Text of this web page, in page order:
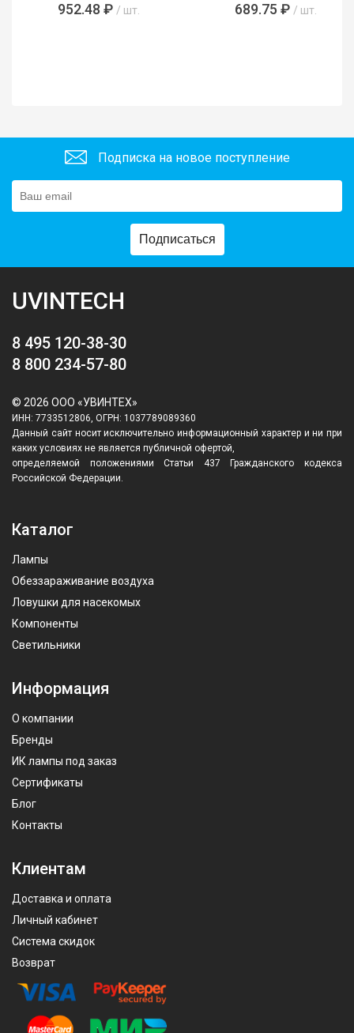
952.48 ₽ / шт. 689.75 ₽ / шт.
Подписка на новое поступление
Подписаться
UVINTECH
8 495 120-38-30
8 800 234-57-80
© 2026 ООО «УВИНТЕХ»
ИНН: 7733512806, ОГРН: 1037789089360
Данный сайт носит исключительно информационный характер и ни при
каких условиях не является публичной офертой,
определяемой положениями Статьи 437 Гражданского кодекса
Российской Федерации.
Каталог
Лампы
Обеззараживание воздуха
Ловушки для насекомых
Компоненты
Светильники
Информация
О компании
Бренды
ИК лампы под заказ
Сертификаты
Блог
Контакты
Клиентам
Доставка и оплата
Личный кабинет
Система скидок
Возврат